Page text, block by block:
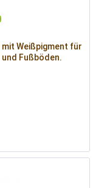
Weißpigment für
Fußböden.